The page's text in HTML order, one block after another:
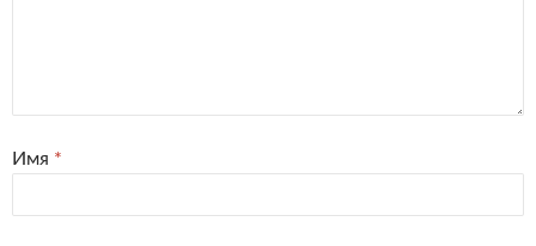
Имя *